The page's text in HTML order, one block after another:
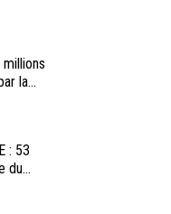
la...
: 53
du...